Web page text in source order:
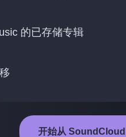
的已存储专辑
开始从